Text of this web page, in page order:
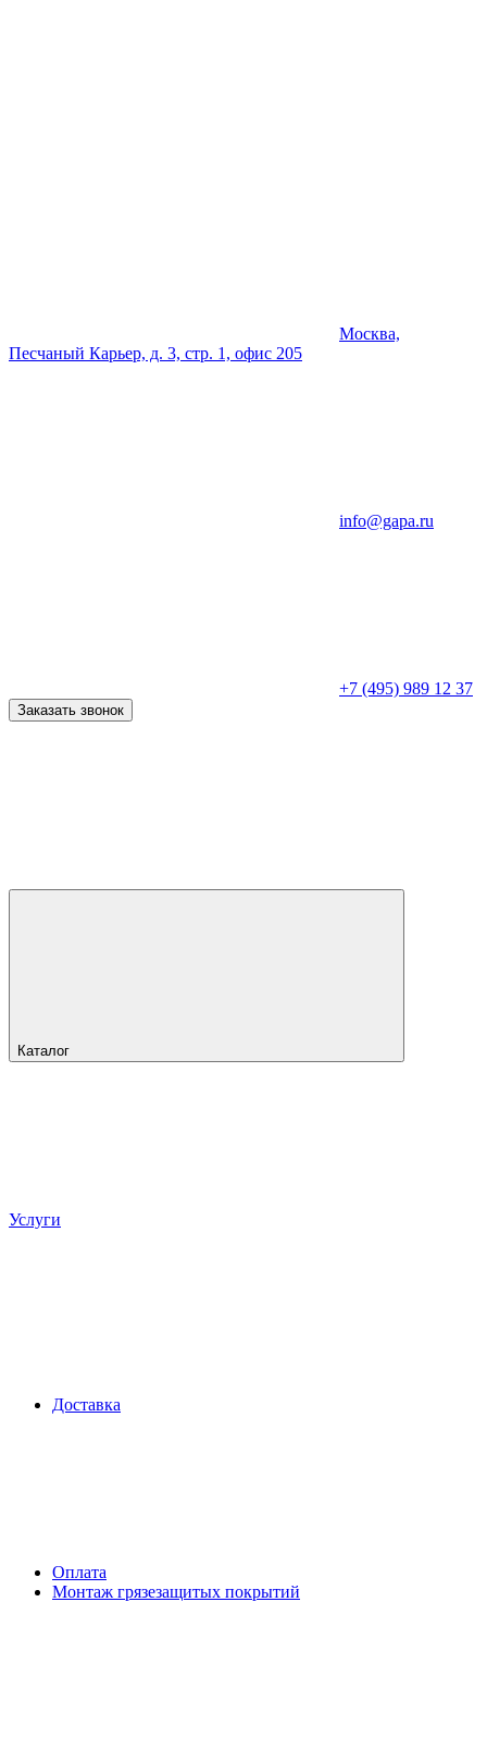
Москва,
Песчаный Карьер, д. 3, стр. 1, офис 205
info@gapa.ru
+7 (495) 989 12 37
Заказать звонок
Каталог
Услуги
Доставка
Оплата
Монтаж грязезащитых покрытий